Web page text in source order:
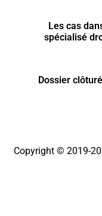
Les cas
spécialisé
Dossier
Copyright © 2019-